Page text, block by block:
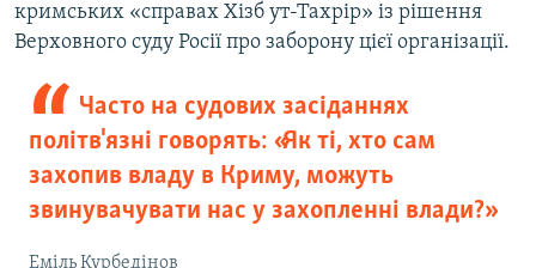
кримських «справах Хізб ут-Тахрір» із рішення
Верховного суду Росії про заборону цієї організації.
Часто на судових засіданнях
політв'язні говорять: «Як ті, хто сам
захопив владу в Криму, можуть
звинувачувати нас у захопленні влади?»
Еміль Курбедінов